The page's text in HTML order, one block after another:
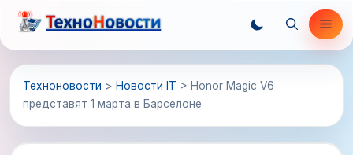
Перейти
содержимому
Техноновости > Новости IT > Honor Magic V6
представят 1 марта в Барселоне